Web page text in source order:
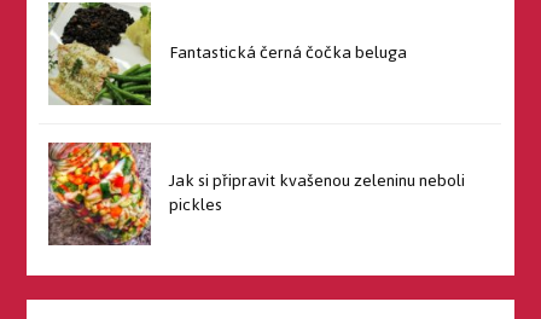
Fantastická černá čočka beluga
Jak si připravit kvašenou zeleninu neboli
pickles